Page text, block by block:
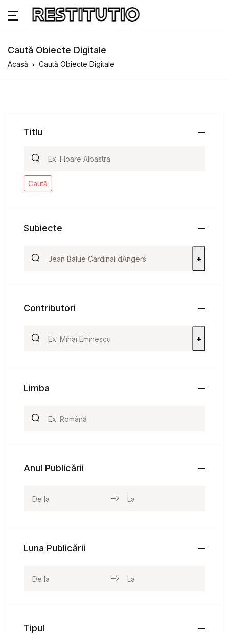
Caută Obiecte Digitale
Acasă Caută Obiecte Digitale
Titlu
Caută
Subiecte
+
Contributori
+
Limba
Anul Publicării
Luna Publicării
Tipul